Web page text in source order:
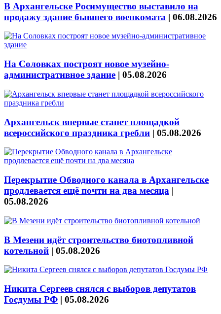
В Архангельске Росимущество выставило на
продажу здание бывшего военкомата | 06.08.2026
На Соловках построят новое музейно-
административное здание | 05.08.2026
Архангельск впервые станет площадкой
всероссийского праздника гребли | 05.08.2026
Перекрытие Обводного канала в Архангельске
продлевается ещё почти на два месяца |
05.08.2026
В Мезени идёт строительство биотопливной
котельной | 05.08.2026
Никита Сергеев снялся с выборов депутатов
Госдумы РФ | 05.08.2026